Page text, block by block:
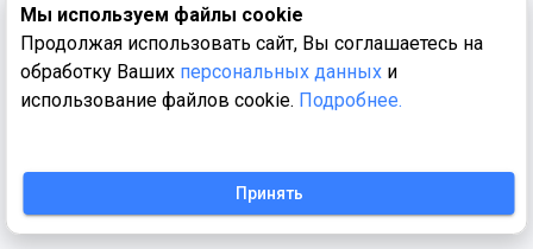
Мы используем файлы cookie
Продолжая использовать сайт, Вы соглашаетесь на
обработку Ваших персональных данных и
использование файлов cookie. Подробнее.
Принять